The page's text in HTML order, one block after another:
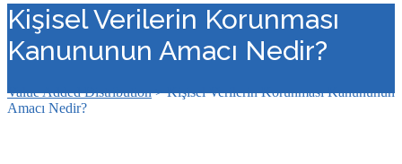
Kişisel Verilerin Korunması
Kanununun Amacı Nedir?
Value Added Distribution>Kişisel Verilerin Korunması Kanununun
Amacı Nedir?